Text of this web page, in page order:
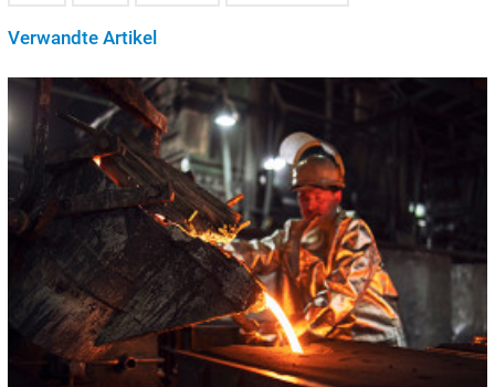
Verwandte Artikel